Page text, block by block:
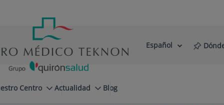
Selector
Idioma
Español
Centro Actualidad Blog